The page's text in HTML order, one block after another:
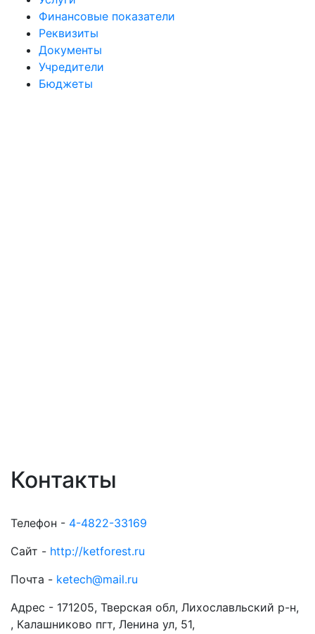
Финансовые показатели
Реквизиты
Документы
Учредители
Бюджеты
Контакты
Телефон - 4-4822-33169
Сайт - http://ketforest.ru
Почта - ketech@mail.ru
Адрес - 171205, Тверская обл, Лихославльский р-н,
, Калашниково пгт, Ленина ул, 51,